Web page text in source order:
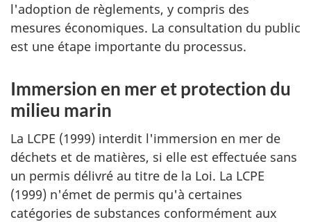
l'adoption de règlements, y compris des
mesures économiques. La consultation du public
est une étape importante du processus.
Immersion en mer et protection du
milieu marin
La LCPE (1999) interdit l'immersion en mer de
déchets et de matières, si elle est effectuée sans
un permis délivré au titre de la Loi. La LCPE
(1999) n'émet de permis qu'à certaines
catégories de substances conformément aux